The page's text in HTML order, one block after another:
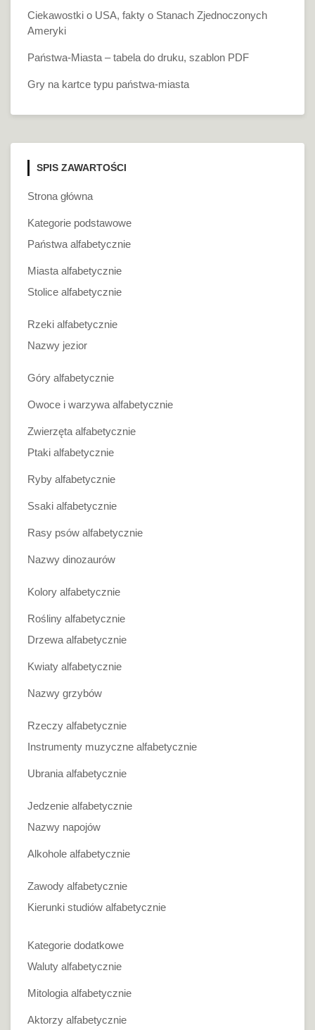
Ciekawostki o USA, fakty o Stanach Zjednoczonych
Ameryki
Państwa-Miasta – tabela do druku, szablon PDF
Gry na kartce typu państwa-miasta
SPIS ZAWARTOŚCI
Strona główna
Kategorie podstawowe
Państwa alfabetycznie
Miasta alfabetycznie
Stolice alfabetycznie
Rzeki alfabetycznie
Nazwy jezior
Góry alfabetycznie
Owoce i warzywa alfabetycznie
Zwierzęta alfabetycznie
Ptaki alfabetycznie
Ryby alfabetycznie
Ssaki alfabetycznie
Rasy psów alfabetycznie
Nazwy dinozaurów
Kolory alfabetycznie
Rośliny alfabetycznie
Drzewa alfabetycznie
Kwiaty alfabetycznie
Nazwy grzybów
Rzeczy alfabetycznie
Instrumenty muzyczne alfabetycznie
Ubrania alfabetycznie
Jedzenie alfabetycznie
Nazwy napojów
Alkohole alfabetycznie
Zawody alfabetycznie
Kierunki studiów alfabetycznie
Kategorie dodatkowe
Waluty alfabetycznie
Mitologia alfabetycznie
Aktorzy alfabetycznie